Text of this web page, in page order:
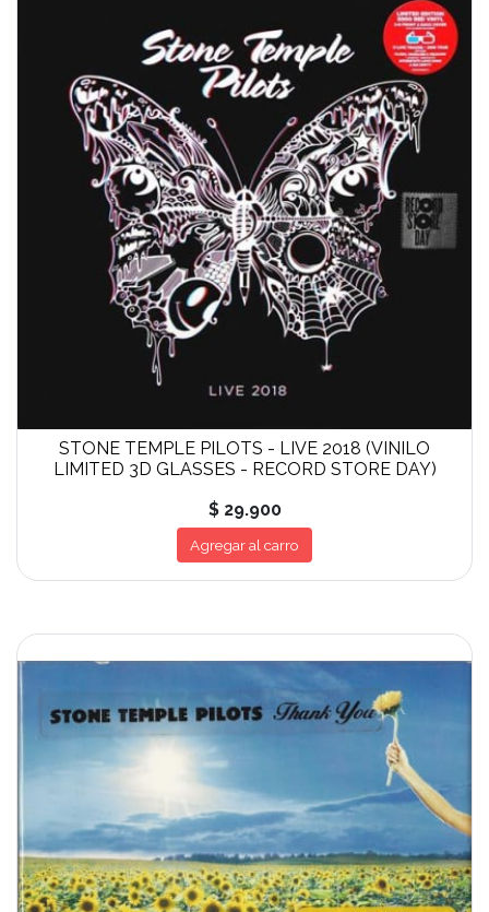
STONE TEMPLE PILOTS - LIVE 2018 (VINILO
LIMITED 3D GLASSES - RECORD STORE DAY)
$ 29.900
Agregar al carro